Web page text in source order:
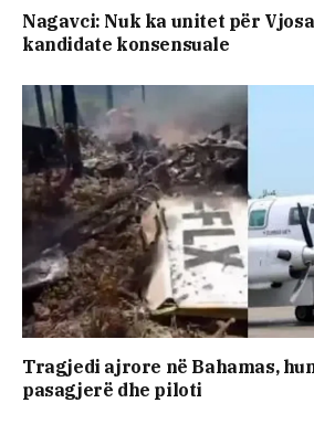
Nagavci: Nuk ka unitet për
kandidate konsensuale
Tragjedi ajrore në Bahamas,
pasagjerë dhe piloti